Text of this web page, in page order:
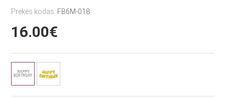
Prekės kodas: FB6M-018
16.00€